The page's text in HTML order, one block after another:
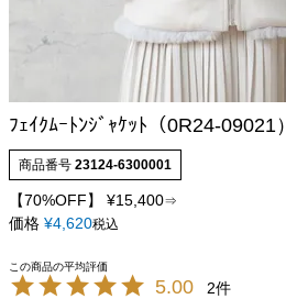
ﾌｪｲｸﾑｰﾄﾝｼﾞｬｹｯﾄ（0R24-09021）
商品番号 23124-6300001
【70%OFF】 ¥15,400⇒
価格 ¥4,620税込
5.00 2